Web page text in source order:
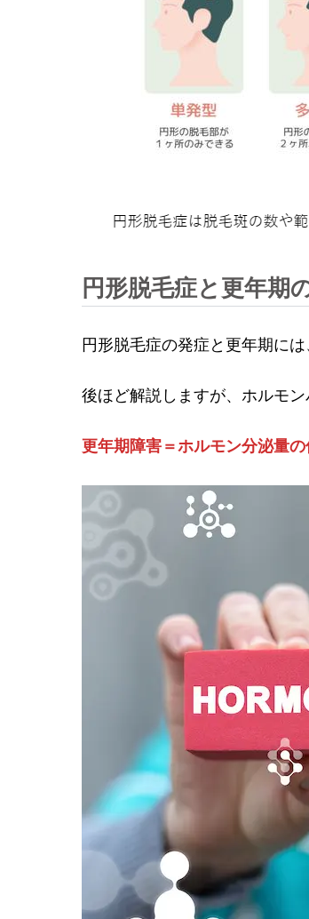
円形脱毛症と更年期
円形脱毛症の発症と更年期には
後ほど解説しますが、ホルモ
更年期障害＝ホルモン分泌量